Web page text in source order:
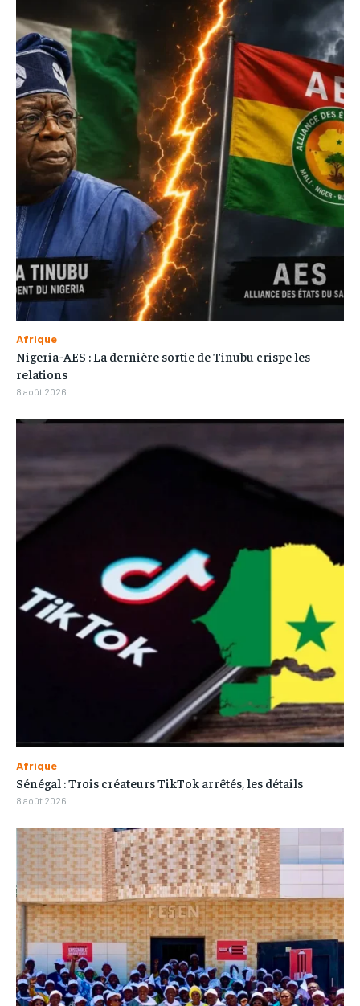
Afrique
Nigeria-AES : La dernière sortie de Tinubu crispe les
relations
8 août 2026
Afrique
Sénégal : Trois créateurs TikTok arrêtés, les détails
8 août 2026